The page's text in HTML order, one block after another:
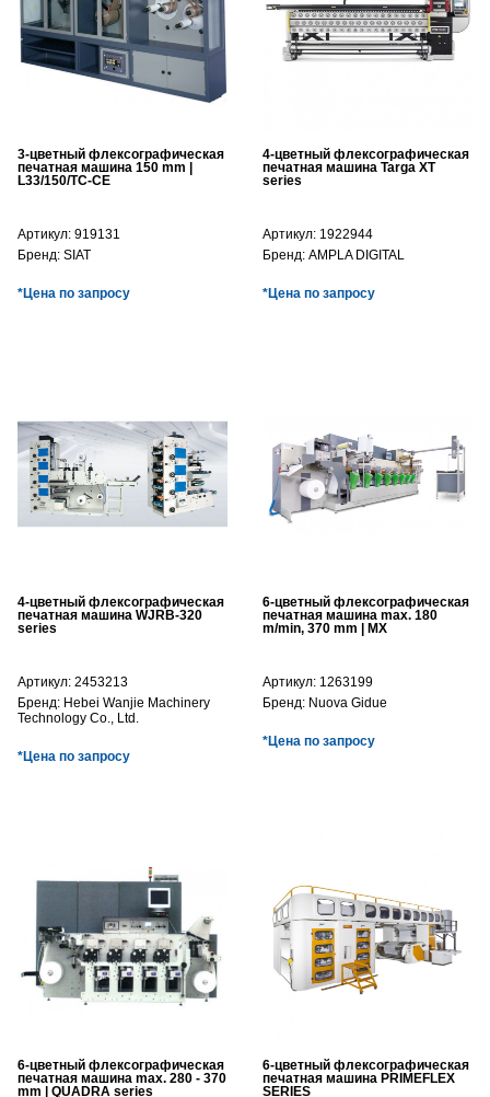
3-цветный флексографическая
печатная машина 150 mm |
L33/150/TC-CE
Артикул: 919131
Бренд: SIAT
*Цена по запросу
4-цветный флексографическая
печатная машина Targa XT
series
Артикул: 1922944
Бренд: AMPLA DIGITAL
*Цена по запросу
4-цветный флексографическая
печатная машина WJRB-320
series
Артикул: 2453213
Бренд: Hebei Wanjie Machinery
Technology Co., Ltd.
*Цена по запросу
6-цветный флексографическая
печатная машина max. 180
m/min, 370 mm | MX
Артикул: 1263199
Бренд: Nuova Gidue
*Цена по запросу
6-цветный флексографическая
печатная машина max. 280 - 370
mm | QUADRA series
6-цветный флексографическая
печатная машина PRIMEFLEX
SERIES